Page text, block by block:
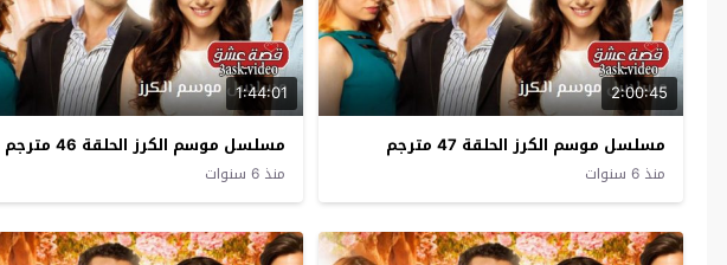
2:00:45
مسلسل موسم الكرز الحلقة 47 مترجم
منذ 6 سنوات
1:44:01
مسلسل موسم الكرز الحلقة 46 مترجم
منذ 6 سنوات